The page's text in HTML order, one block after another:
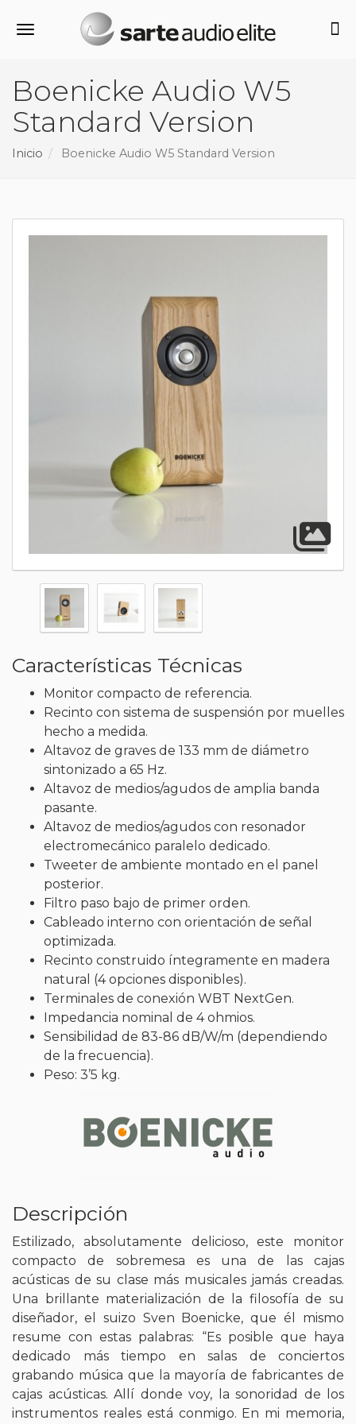
Alternar navegación
Boenicke Audio W5
Standard Version
Inicio Boenicke Audio W5 Standard Version
Características Técnicas
Monitor compacto de referencia.
Recinto con sistema de suspensión por muelles
hecho a medida.
Altavoz de graves de 133 mm de diámetro
sintonizado a 65 Hz.
Altavoz de medios/agudos de amplia banda
pasante.
Altavoz de medios/agudos con resonador
electromecánico paralelo dedicado.
Tweeter de ambiente montado en el panel
posterior.
Filtro paso bajo de primer orden.
Cableado interno con orientación de señal
optimizada.
Recinto construido íntegramente en madera
natural (4 opciones disponibles).
Terminales de conexión WBT NextGen.
Impedancia nominal de 4 ohmios.
Sensibilidad de 83-86 dB/W/m (dependiendo
de la frecuencia).
Peso: 3’5 kg.
Descripción
Estilizado, absolutamente delicioso, este monitor
compacto de sobremesa es una de las cajas
acústicas de su clase más musicales jamás creadas.
Una brillante materialización de la filosofía de su
diseñador, el suizo Sven Boenicke, que él mismo
resume con estas palabras: “Es posible que haya
dedicado más tiempo en salas de conciertos
grabando música que la mayoría de fabricantes de
cajas acústicas. Allí donde voy, la sonoridad de los
instrumentos reales está conmigo. En mi memoria,